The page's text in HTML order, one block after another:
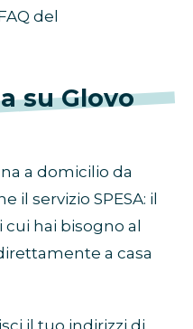
del
su Glovo
a domicilio da
il servizio SPESA: il
hai bisogno al
a casa